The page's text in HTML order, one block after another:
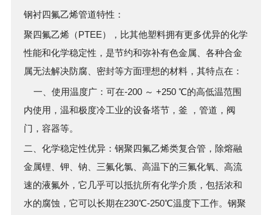
钢衬四氟乙烯管道特性：
聚四氟乙烯（PTEE），比其他塑料拥有更多优异的化学
性能和化学稳定性，是节约和弥补有色金属、各种合金
属无法解决防腐、密封等方面理想的材料，其特点在：
一、使用温度广：可在-200 ～ +250 ℃的高低温范围
内使用，温和极度冷工业的设备塔节，釜 ，管道，阀
门，容器等。
二、化学稳定性优异：钢聚四氟乙烯类复合管，除熔融
金属锂、钾、钠、三氟化氯、高温下的三氟化氧、高流
速的液氟外，它几乎可以抵抗所有化学介质，包括浓和
水的腐蚀，它可以长期在230℃-250℃温度下工作。钢聚